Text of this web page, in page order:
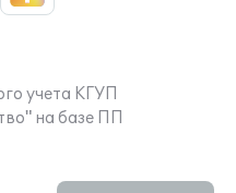
учета КГУП
на базе ПП